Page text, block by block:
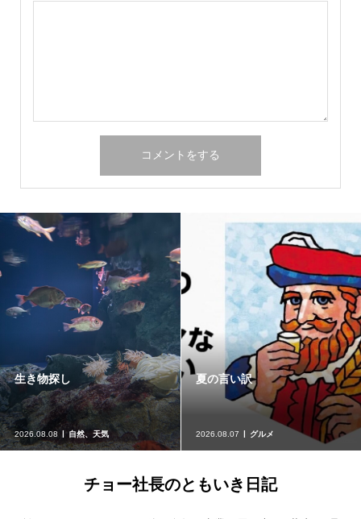
生き物探し
2026.08.08 自然、天気
夏の言い訳
2026.08.07 グルメ
チョー社長のともいき日記